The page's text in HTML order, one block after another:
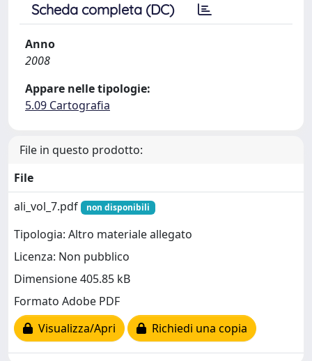
Scheda completa (DC)
Anno
2008
Appare nelle tipologie:
5.09 Cartografia
File in questo prodotto:
File
ali_vol_7.pdf
non disponibili
Tipologia: Altro materiale allegato
Licenza: Non pubblico
Dimensione 405.85 kB
Formato Adobe PDF
Visualizza/Apri
Richiedi una copia